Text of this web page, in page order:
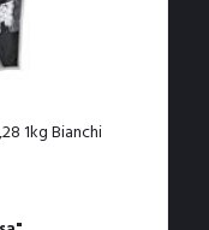
1kg Bianchi